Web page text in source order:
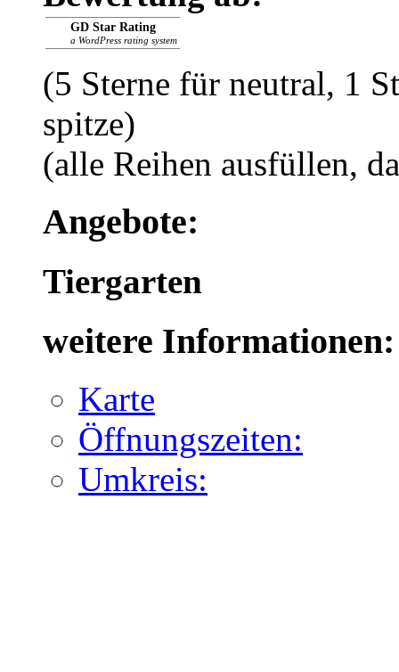
GD Star Rating
a WordPress rating system
(5 Sterne für neutral, 1
spitze)
(alle Reihen ausfüllen,
Angebote:
Tiergarten
weitere Informationen:
Karte
Öffnungszeiten:
Umkreis: